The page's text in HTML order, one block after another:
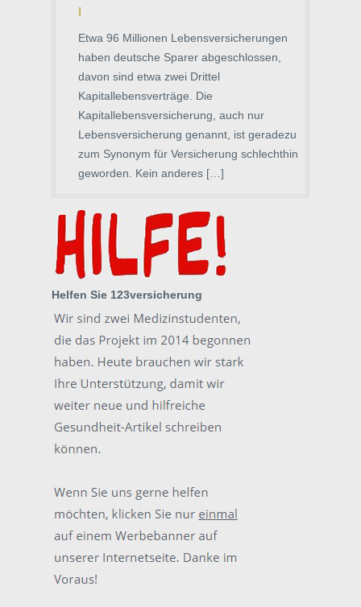
I
Etwa 96 Millionen Lebensversicherungen
haben deutsche Sparer abgeschlossen,
davon sind etwa zwei Drittel
Kapitallebensverträge. Die
Kapitallebensversicherung, auch nur
Lebensversicherung genannt, ist geradezu
zum Synonym für Versicherung schlechthin
geworden. Kein anderes […]
Helfen Sie 123versicherung